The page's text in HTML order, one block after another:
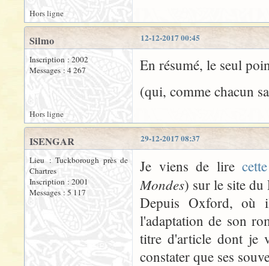
Hors ligne
12-12-2017 00:45
Silmo
Inscription : 2002
Messages : 4 267
En résumé, le seul
(qui, comme chacun
Hors ligne
29-12-2017 08:37
ISENGAR
Lieu : Tuckborough près de
Chartres
Inscription : 2001
Messages : 5 117
Je viens de lire
Mondes) sur le site
Depuis Oxford, où
l'adaptation de son
titre d'article dont je
constater que ses